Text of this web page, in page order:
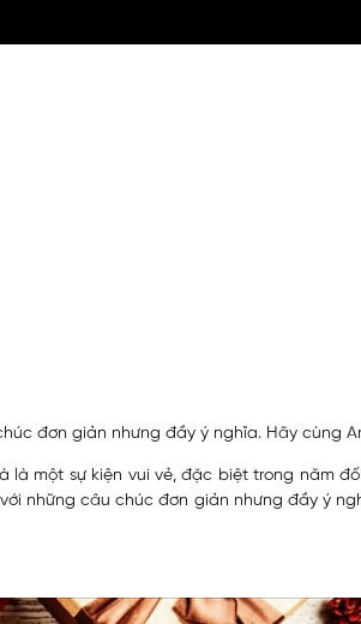
đơn giản nhưng đầy ý nghĩa. Hãy cùng
một sự kiện vui vẻ, đặc biệt trong năm
những câu chúc đơn giản nhưng đầy ý